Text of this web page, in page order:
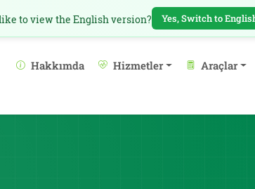
to view the English version? Yes, Switch to
Hakkımda Hizmetler Araçlar